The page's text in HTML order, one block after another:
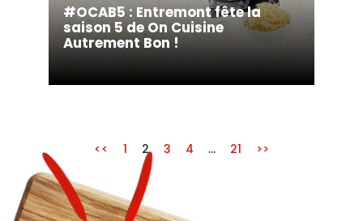
#OCAB5 : Entremont fête la
saison 5 de On Cuisine
Autrement Bon !
<< 1 2 3 4 … 21 >>